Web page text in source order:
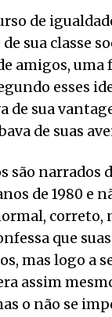
de
sua classe
amigos, uma
esses
de sua
de suas
são
de 1980 e
que
mas logo a
assim
o não se